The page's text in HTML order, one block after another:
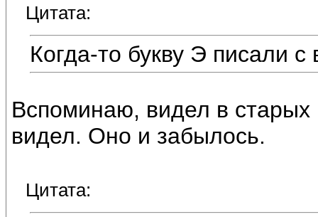
Цитата:
Когда-то букву Э писали
Вспоминаю, видел в старых
видел. Оно и забылось.
Цитата: